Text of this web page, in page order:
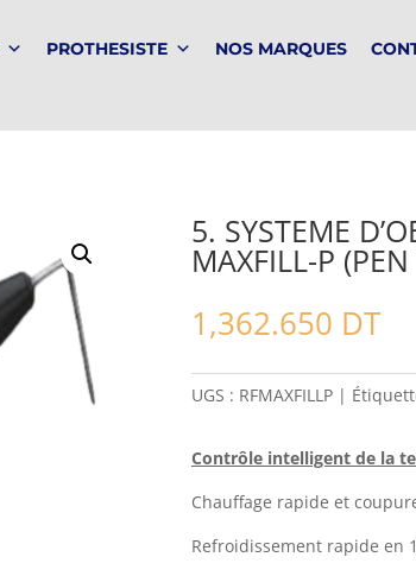
PROTHESISTE NOS MARQUES
5. SYSTEME
MAXFILL-P (PEN
1,362.650 DT
UGS : RFMAXFILLP
Contrôle intelligent de la
Chauffage rapide et
Refroidissement rapide en